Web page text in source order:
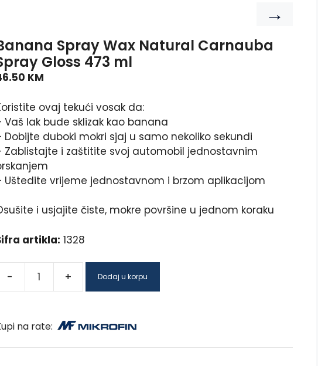
→
Spray Wax Natural Carnauba
Gloss 473 ml
KM
ovaj tekući vosak da:
Vaš lak bude sklizak kao banana
Dobijte duboki mokri sjaj u samo nekoliko sekundi
Zablistajte i zaštitite svoj automobil jednostavnim
Uštedite vrijeme jednostavnom i brzom aplikacijom
i usjajite čiste, mokre površine u jednom koraku
artikla: 1328
- + Dodaj u korpu
na rate: